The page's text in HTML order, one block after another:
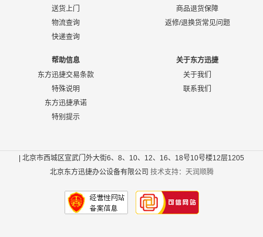
送货上门
物流查询
快递查询
商品退货保障
返修/退换货常见问题
帮助信息
东方迅捷交易条款
特殊说明
东方迅捷承诺
特别提示
关于东方迅捷
关于我们
联系我们
| 北京市西城区宣武门外大街6、8、10、12、16、18号10号楼12层1205
北京东方迅捷办公设备有限公司 技术支持：天润顺腾